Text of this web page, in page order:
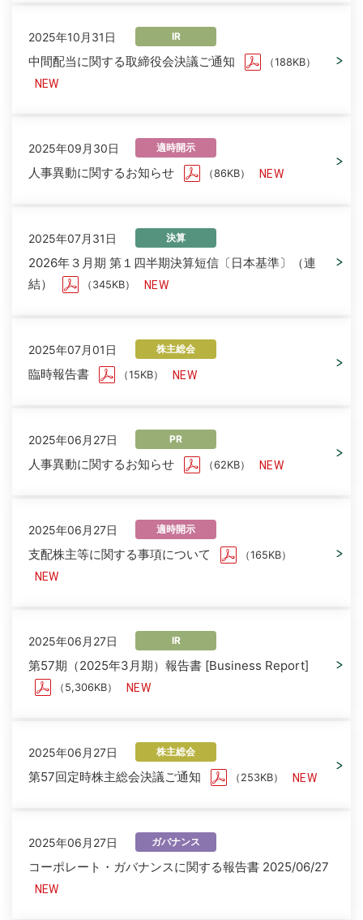
2025年10月31日 IR
中間配当に関する取締役会決議ご通知 （188KB）
2025年09月30日 適時開示
人事異動に関するお知らせ （86KB）
2025年07月31日 決算
2026年３月期 第１四半期決算短信〔日本基準〕（連
結）
（345KB）
2025年07月01日 株主総会
臨時報告書 （15KB）
2025年06月27日 PR
人事異動に関するお知らせ （62KB）
2025年06月27日 適時開示
支配株主等に関する事項について （165KB）
2025年06月27日 IR
第57期（2025年3月期）報告書 [Business Report]
（5,306KB）
2025年06月27日 株主総会
第57回定時株主総会決議ご通知 （253KB）
2025年06月27日 ガバナンス
コーポレート・ガバナンスに関する報告書 2025/06/27